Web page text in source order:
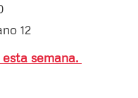
12
semana.